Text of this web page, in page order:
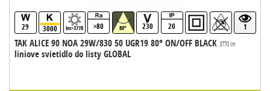
29 3000 lm>3770 >80 80° 230 20 1
TAK ALICE 90 NOA 29W/830 50 UGR19 80° ON/OFF BLACK 3770 lm
liniove svietidlo do listy GLOBAL